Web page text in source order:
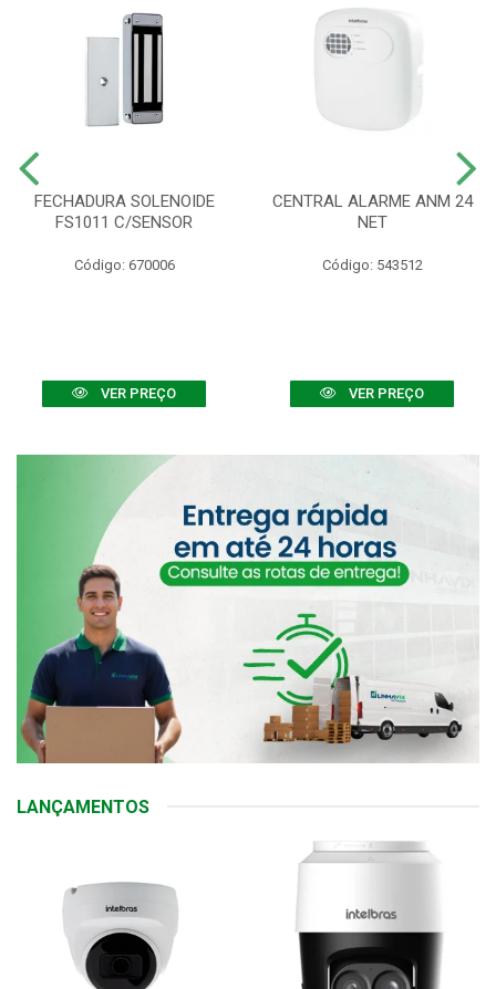
FECHADURA SOLENOIDE
FS1011 C/SENSOR
Código: 670006
VER PREÇO
CENTRAL ALARME ANM 24
NET
Código: 543512
VER PREÇO
LANÇAMENTOS